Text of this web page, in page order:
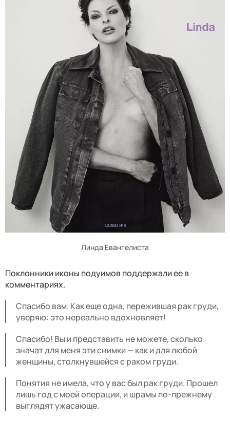
Линда Евангелиста
Поклонники иконы подуимов поддержали ее в
комментариях.
Спасибо вам. Как еще одна, пережившая рак груди,
уверяю: это нереально вдохновляет!
Спасибо! Вы и представить не можете, сколько
значат для меня эти снимки—как и для любой
женщины, столкнувшейся с раком груди.
Понятия не имела, что у вас был рак груди. Прошел
лишь год с моей операции, и шрамы по-прежнему
выглядят ужасающе.